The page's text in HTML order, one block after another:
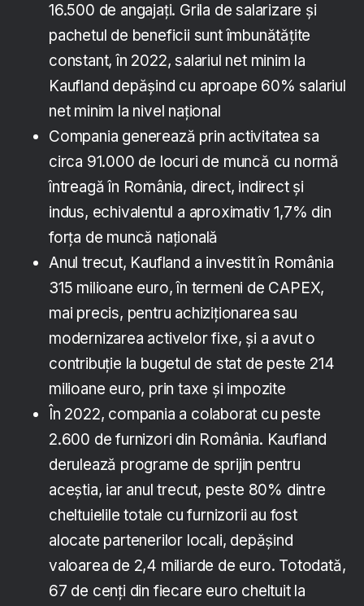
16.500 de angajați. Grila de salarizare și
pachetul de beneficii sunt îmbunătățite
constant, în 2022, salariul net minim la
Kaufland depășind cu aproape 60% salariul
net minim la nivel național
Compania generează prin activitatea sa
circa 91.000 de locuri de muncă cu normă
întreagă în România, direct, indirect și
indus, echivalentul a aproximativ 1,7% din
forța de muncă națională
Anul trecut, Kaufland a investit în România
315 milioane euro, în termeni de CAPEX,
mai precis, pentru achiziționarea sau
modernizarea activelor fixe, și a avut o
contribuție la bugetul de stat de peste 214
milioane euro, prin taxe și impozite
În 2022, compania a colaborat cu peste
2.600 de furnizori din România. Kaufland
derulează programe de sprijin pentru
aceștia, iar anul trecut, peste 80% dintre
cheltuielile totale cu furnizorii au fost
alocate partenerilor locali, depășind
valoarea de 2,4 miliarde de euro. Totodată,
67 de cenți din fiecare euro cheltuit la